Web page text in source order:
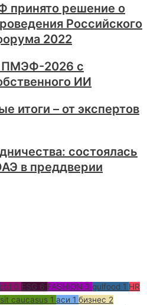
принято решение о
Российского
2022
ПМЭФ-2026 с
ИИ
итоги – от экспертов
состоялась
в преддверии
0 ESG 6 FASHION 0 gulfood 1 HR
caucasus 1 аси 1 бизнес 2